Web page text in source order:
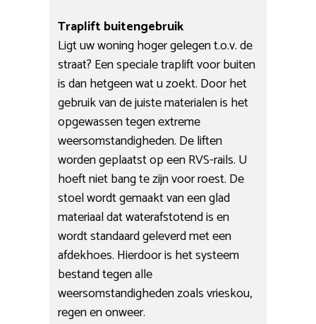
Traplift buitengebruik
Ligt uw woning hoger gelegen t.o.v. de
straat? Een speciale traplift voor buiten
is dan hetgeen wat u zoekt. Door het
gebruik van de juiste materialen is het
opgewassen tegen extreme
weersomstandigheden. De liften
worden geplaatst op een RVS-rails. U
hoeft niet bang te zijn voor roest. De
stoel wordt gemaakt van een glad
materiaal dat waterafstotend is en
wordt standaard geleverd met een
afdekhoes. Hierdoor is het systeem
bestand tegen alle
weersomstandigheden zoals vrieskou,
regen en onweer.